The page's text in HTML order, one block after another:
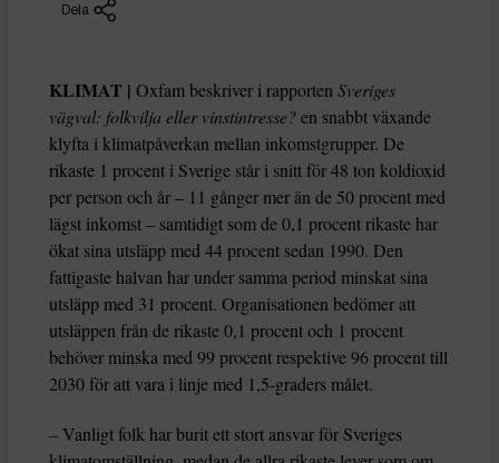
Dela
KLIMAT | Oxfam beskriver i rapporten Sveriges
vägval: folkvilja eller vinstintresse?en snabbt växande
klyfta i klimatpåverkan mellan inkomstgrupper. De
rikaste 1 procent i Sverige står i snitt för 48 ton koldioxid
per person och år – 11 gånger mer än de 50 procent med
lägst inkomst – samtidigt som de 0,1 procent rikaste har
ökat sina utsläpp med 44 procent sedan 1990. Den
fattigaste halvan har under samma period minskat sina
utsläpp med 31 procent. Organisationen bedömer att
utsläppen från de rikaste 0,1 procent och 1 procent
behöver minska med 99 procent respektive 96 procent till
2030 för att vara i linje med 1,5-graders målet.
– Vanligt folk har burit ett stort ansvar för Sveriges